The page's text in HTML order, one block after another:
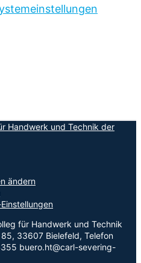
ändern
für Handwerk und Technik
33607 Bielefeld, Telefon
buero.ht@carl-severing-